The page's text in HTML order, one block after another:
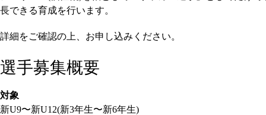
長できる育成を行います。
詳細をご確認の上、お申し込みください。
選手募集概要
対象
新U9〜新U12(新3年生〜新6年生)